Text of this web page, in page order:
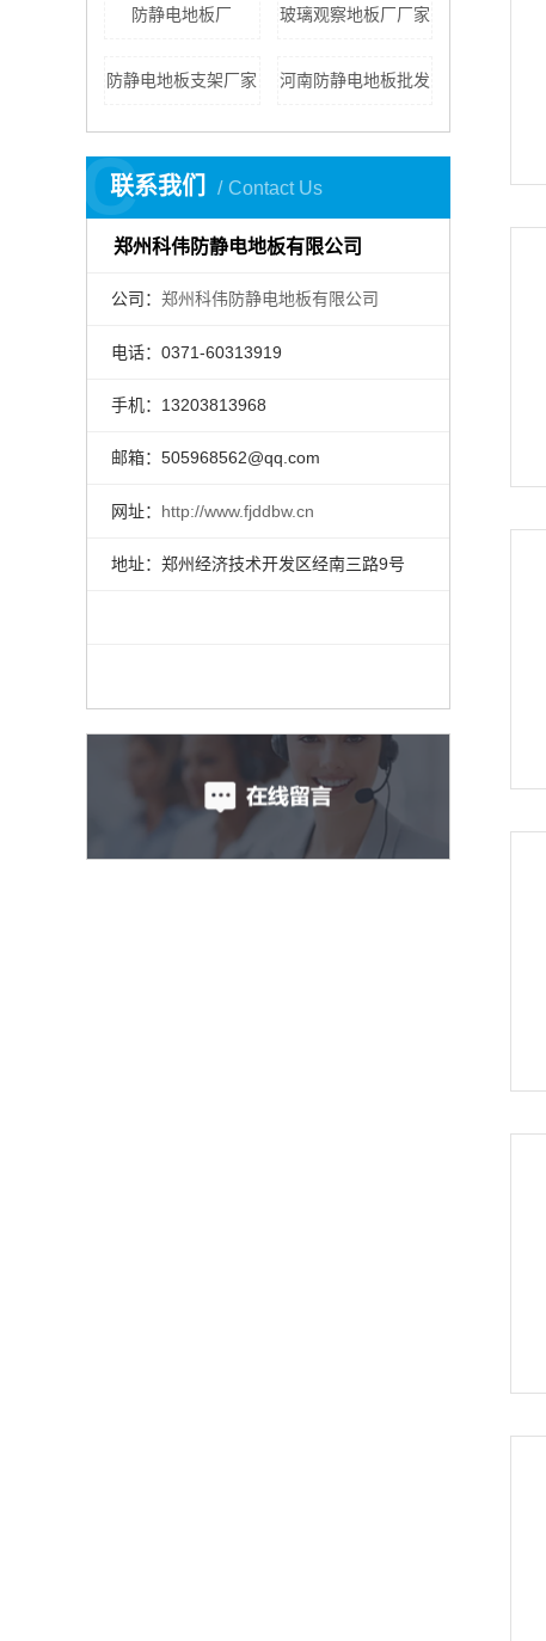
防静电地板厂 玻璃观察地板厂厂家
防静电地板支架厂家 河南防静电地板批发
联系我们 Contact Us
C
郑州科伟防静电地板有限公司
公司： 郑州科伟防静电地板有限公司
电话：0371-60313919
手机：13203813968
邮箱：505968562@qq.com
网址： http://www.fjddbw.cn
地址：郑州经济技术开发区经南三路9号